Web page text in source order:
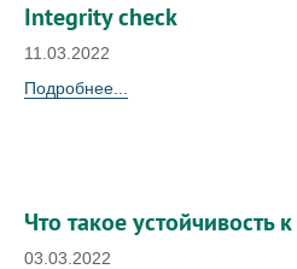
Integrity check
11.03.2022
Подробнее...
Что такое
03.03.2022